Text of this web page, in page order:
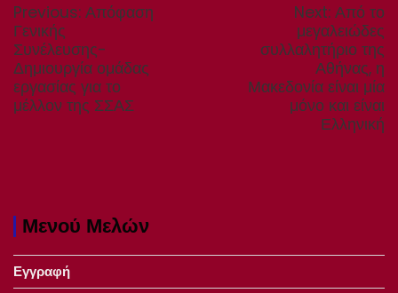
Previous: Previous
Απόφαση
Γενικής
Συνέλευσης-
Δημιουργία ομάδας
εργασίας για το
μέλλον της ΣΣΑΣ
Next: Next
post:
Από το
μεγαλειώδες
συλλαλητήριο της
Αθήνας, η
Μακεδονία είναι μία
μόνο και είναι
Ελληνική
Μενού Μελών
Εγγραφή